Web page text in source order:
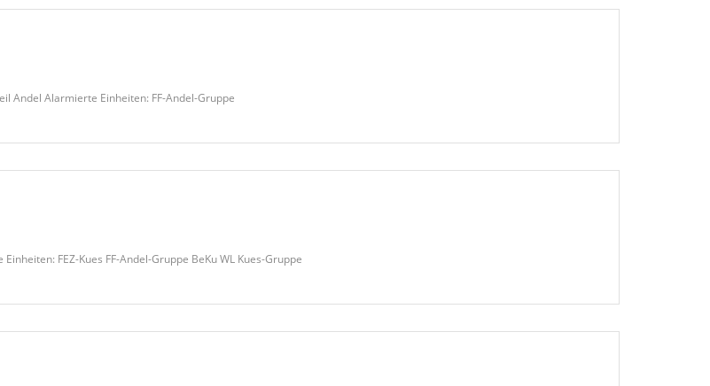
Andel Alarmierte Einheiten: FF-Andel-Gruppe
FEZ-Kues FF-Andel-Gruppe BeKu WL Kues-Gruppe